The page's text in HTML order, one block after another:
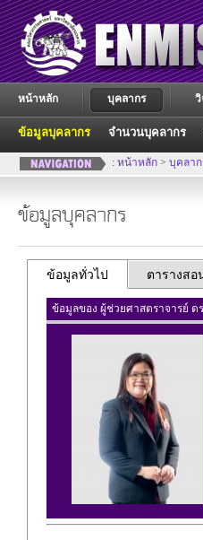
หน้าหลัก บุคลากร
ข้อมูลบุคลากร จำนวนบุคลากร
วิ
: หน้าหลัก > บุคลาก
ข้อมูลบุคลากร
ข้อมูลทั่วไป ตารางสอ
ข้อมูลของ ผู้ช่วยศาสตราจารย์ ดร